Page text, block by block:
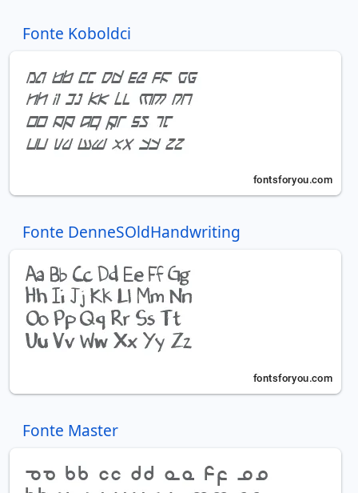
Fonte Koboldci
Fonte DenneSOldHandwriting
Fonte Master